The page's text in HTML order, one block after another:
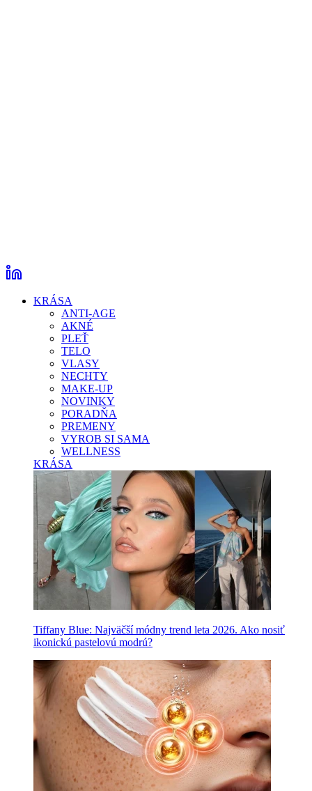
KRÁSA
ANTI-AGE
AKNÉ
PLEŤ
TELO
VLASY
NECHTY
MAKE-UP
NOVINKY
PORADŇA
PREMENY
VYROB SI SAMA
WELLNESS
KRÁSA
Tiffany Blue: Najväčší módny trend leta 2026. Ako nosiť
ikonickú pastelovú modrú?